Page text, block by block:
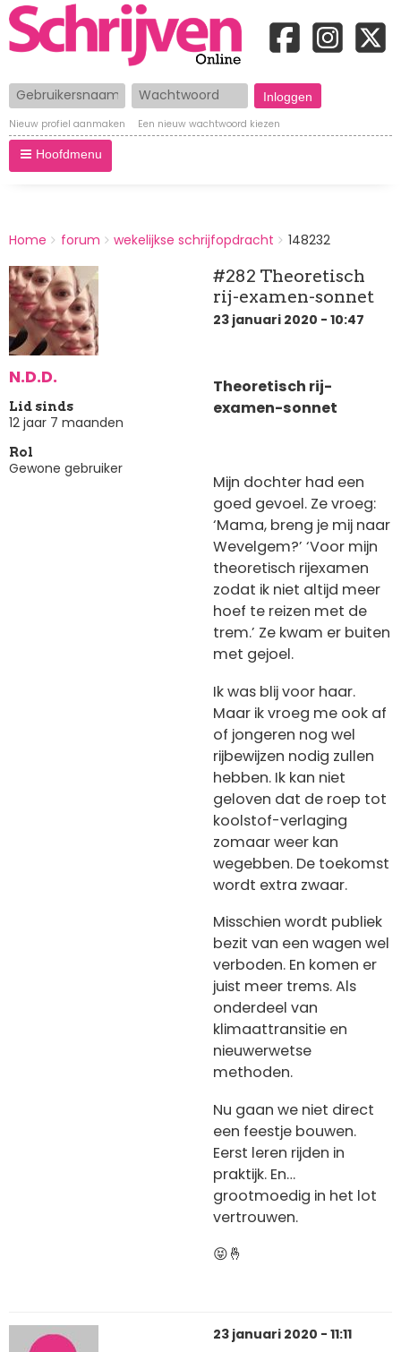
Gebruikersnaam Wachtwoord
Nieuw profiel aanmaken Een nieuw wachtwoord kiezen
Hoofdmenu
BREADCRUMBS
You
here:
Home forum wekelijkse schrijfopdracht 148232
N.D.D.
Lid sinds
12 jaar 7 maanden
Rol
Gewone gebruiker
#282 Theoretisch
rij-examen-sonnet
23 januari 2020 - 10:47
Theoretisch rij-
examen-sonnet
Mijn dochter had een
goed gevoel. Ze vroeg:
‘Mama, breng je mij naar
Wevelgem?’ ‘Voor mijn
theoretisch rijexamen
zodat ik niet altijd meer
hoef te reizen met de
trem.’ Ze kwam er buiten
met gejoel.
Ik was blij voor haar.
Maar ik vroeg me ook af
of jongeren nog wel
rijbewijzen nodig zullen
hebben. Ik kan niet
geloven dat de roep tot
koolstof-verlaging
zomaar weer kan
wegebben. De toekomst
wordt extra zwaar.
Misschien wordt publiek
bezit van een wagen wel
verboden. En komen er
juist meer trems. Als
onderdeel van
klimaattransitie en
nieuwerwetse
methoden.
Nu gaan we niet direct
een feestje bouwen.
Eerst leren rijden in
praktijk. En…
grootmoedig in het lot
vertrouwen.
😝🤞
23 januari 2020 - 11:11